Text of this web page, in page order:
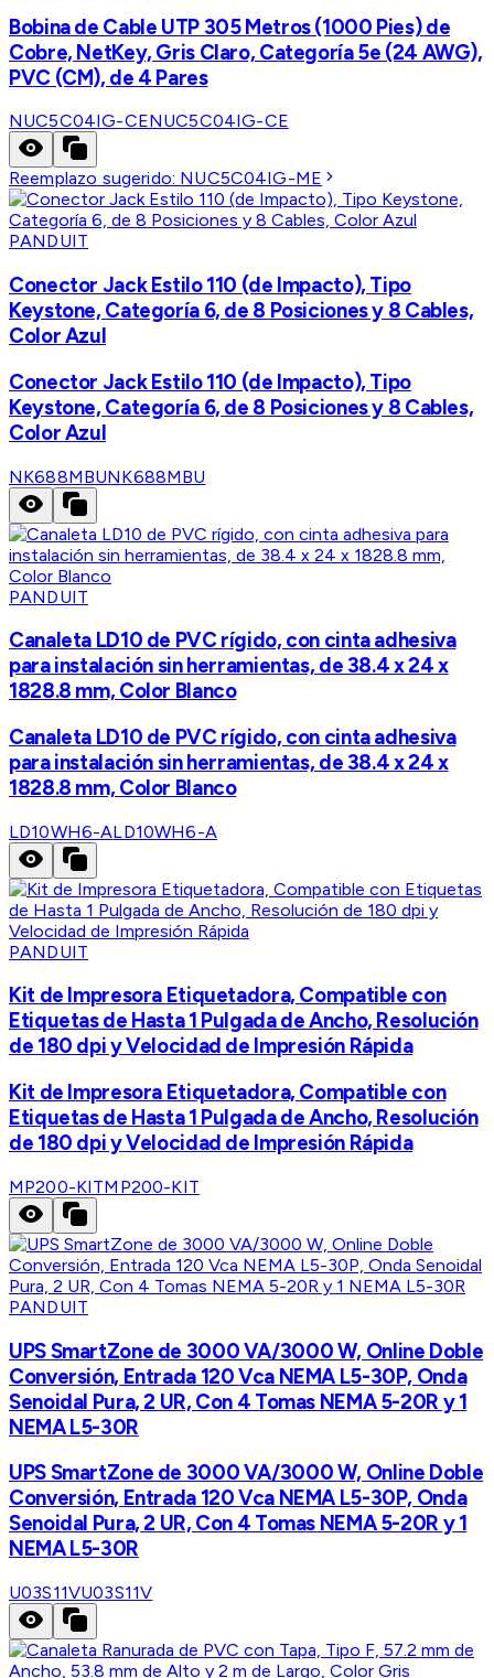
Bobina de Cable UTP 305 Metros (1000 Pies) de
Cobre, NetKey, Gris Claro, Categoría 5e (24 AWG),
PVC (CM), de 4 Pares
NUC5C04IG-CENUC5C04IG-CE
Reemplazo sugerido: NUC5C04IG-ME
PANDUIT
Conector Jack Estilo 110 (de Impacto), Tipo
Keystone, Categoría 6, de 8 Posiciones y 8 Cables,
Color Azul
Conector Jack Estilo 110 (de Impacto), Tipo
Keystone, Categoría 6, de 8 Posiciones y 8 Cables,
Color Azul
NK688MBUNK688MBU
PANDUIT
Canaleta LD10 de PVC rígido, con cinta adhesiva
para instalación sin herramientas, de 38.4 x 24 x
1828.8 mm, Color Blanco
Canaleta LD10 de PVC rígido, con cinta adhesiva
para instalación sin herramientas, de 38.4 x 24 x
1828.8 mm, Color Blanco
LD10WH6-ALD10WH6-A
PANDUIT
Kit de Impresora Etiquetadora, Compatible con
Etiquetas de Hasta 1 Pulgada de Ancho, Resolución
de 180 dpi y Velocidad de Impresión Rápida
Kit de Impresora Etiquetadora, Compatible con
Etiquetas de Hasta 1 Pulgada de Ancho, Resolución
de 180 dpi y Velocidad de Impresión Rápida
MP200-KITMP200-KIT
PANDUIT
UPS SmartZone de 3000 VA/3000 W, Online Doble
Conversión, Entrada 120 Vca NEMA L5-30P, Onda
Senoidal Pura, 2 UR, Con 4 Tomas NEMA 5-20R y 1
NEMA L5-30R
UPS SmartZone de 3000 VA/3000 W, Online Doble
Conversión, Entrada 120 Vca NEMA L5-30P, Onda
Senoidal Pura, 2 UR, Con 4 Tomas NEMA 5-20R y 1
NEMA L5-30R
U03S11VU03S11V